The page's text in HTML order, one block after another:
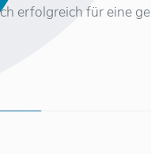
erfolgreich für eine